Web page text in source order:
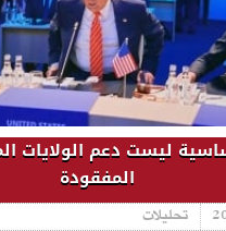
ليست دعم الولايات
المفقودة
تحليلات